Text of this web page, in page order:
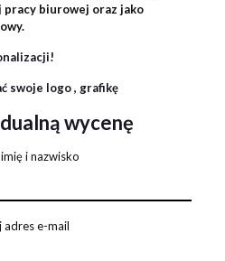
pracy biurowej oraz jako
swoje logo , grafikę
wycenę
i nazwisko
adres e-mail